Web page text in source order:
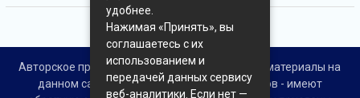
Авторское право © Все права защищены. Все материалы на
данном сайте взяты из открытых источников - имеют
удобнее.
Нажимая «Принять», вы
соглашаетесь с их
использованием и
передачей данных сервису
веб-аналитики. Если нет —